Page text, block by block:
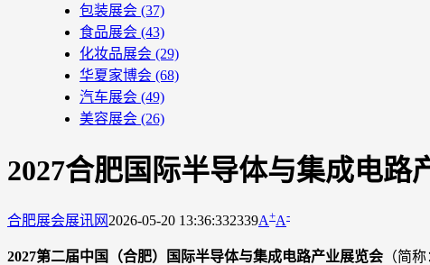
包装展会 (37)
食品展会 (43)
化妆品展会 (29)
华夏家博会 (68)
汽车展会 (49)
美容展会 (26)
2027合肥国际半导体与集成电路
合肥展会展讯网 2026-05-20 13:36:332339A+A-
2027第二届中国（合肥）国际半导体与集成电路产业展览会 （简称